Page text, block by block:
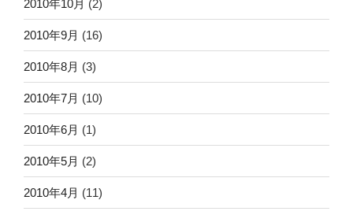
2010年10月 (2)
2010年9月 (16)
2010年8月 (3)
2010年7月 (10)
2010年6月 (1)
2010年5月 (2)
2010年4月 (11)